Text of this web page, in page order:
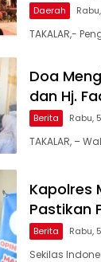
Daerah
TAKALAR,-
Doa
dan Hj.
Berita Rabu,
TAKALAR, –
Kapolres
Pastikan
Berita Rabu,
Sekilas